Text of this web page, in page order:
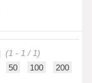
(1 - 1 / 1)
50 100 200